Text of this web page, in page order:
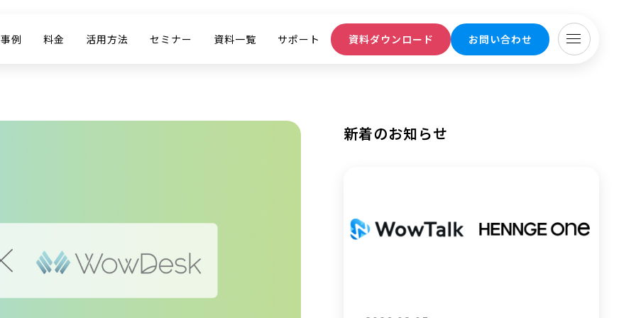
例 料金 活用方法 セミナー 資料一覧 サポート 資料ダウンロード お問い合わせ
新着のお知らせ